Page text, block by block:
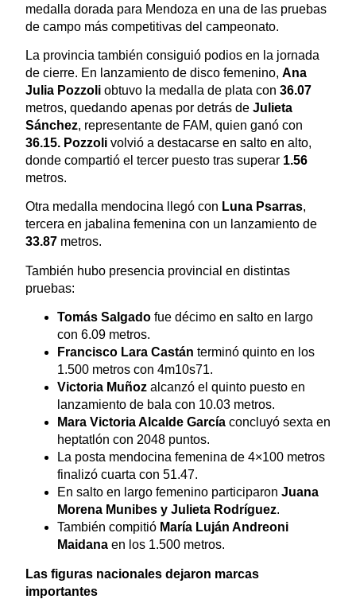
medalla dorada para Mendoza en una de las pruebas
de campo más competitivas del campeonato.
La provincia también consiguió podios en la jornada
de cierre. En lanzamiento de disco femenino, Ana
Julia Pozzoliobtuvo la medalla de plata con 36.07
metros, quedando apenas por detrás de Julieta
Sánchez, representante de FAM, quien ganó con
36.15. Pozzolivolvió a destacarse en salto en alto,
donde compartió el tercer puesto tras superar1.56
metros.
Otra medalla mendocina llegó con Luna Psarras,
tercera en jabalina femenina con un lanzamiento de
33.87metros.
También hubo presencia provincial en distintas
pruebas:
Tomás Salgadofue décimo en salto en largo
con 6.09 metros.
Francisco Lara Castán terminó quinto en los
1.500 metros con 4m10s71.
Victoria Muñozalcanzó el quinto puesto en
lanzamiento de bala con 10.03 metros.
Mara Victoria Alcalde Garcíaconcluyó sexta en
heptatlón con 2048 puntos.
La posta mendocina femenina de 4×100 metros
finalizó cuarta con 51.47.
En salto en largo femenino participaron Juana
Morena Munibes y Julieta Rodríguez.
También compitió María Luján Andreoni
Maidanaen los 1.500 metros.
Las figuras nacionales dejaron marcas
importantes